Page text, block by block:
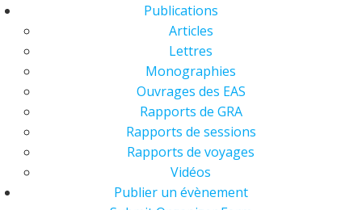
Publications
Articles
Lettres
Monographies
Ouvrages des EAS
Rapports de GRA
Rapports de sessions
Rapports de voyages
Vidéos
Publier un évènement